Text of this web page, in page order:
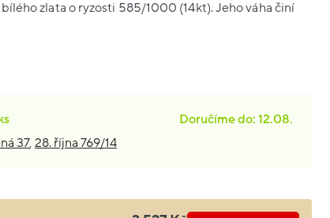
zlata o ryzosti 585/1000 (14kt). Jeho váha činí
Doručíme do: 12.08.
37,28. října 769/14